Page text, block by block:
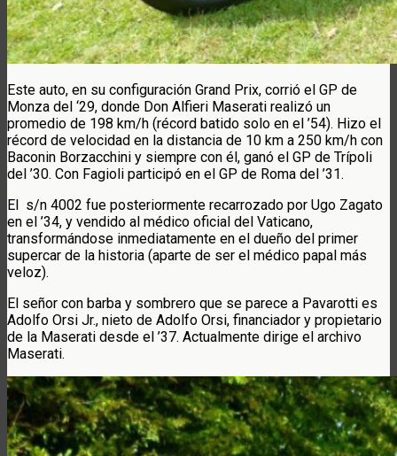
Este auto, en su configuración Grand Prix, corrió el GP de
Monza del ‘29, donde Don Alfieri Maserati realizó un
promedio de 198 km/h (récord batido solo en el ’54). Hizo el
récord de velocidad en la distancia de 10 km a 250 km/h con
Baconin Borzacchini y siempre con él, ganó el GP de Trípoli
del ’30. Con Fagioli participó en el GP de Roma del ’31.
El s/n 4002 fue posteriormente recarrozado por Ugo Zagato
en el ’34, y vendido al médico oficial del Vaticano,
transformándose inmediatamente en el dueño del primer
supercar de la historia (aparte de ser el médico papal más
veloz).
El señor con barba y sombrero que se parece a Pavarotti es
Adolfo Orsi Jr., nieto de Adolfo Orsi, financiador y propietario
de la Maserati desde el ’37. Actualmente dirige el archivo
Maserati.